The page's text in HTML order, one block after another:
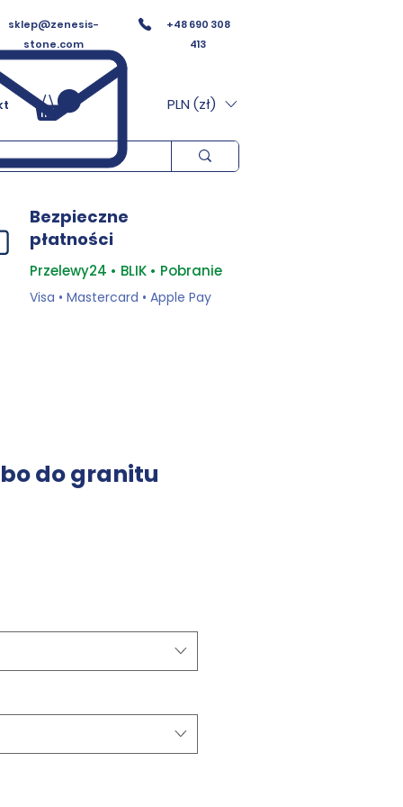
PLN (zł)
sklep@zenesis-
stone.com
+48 690 308
413
Bezpieczne
płatności
Przelewy24 • BLIK • Pobranie
Visa • Mastercard • Apple Pay
do granitu